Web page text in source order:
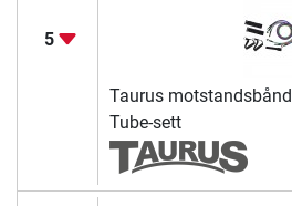
5
Taurus motstandsbånd
Tube-sett